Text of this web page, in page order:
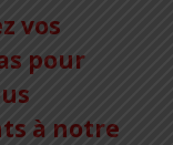
vos
pour
à notre